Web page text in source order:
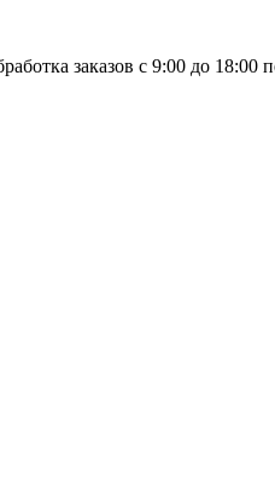
заказов с 9:00 до 18:00